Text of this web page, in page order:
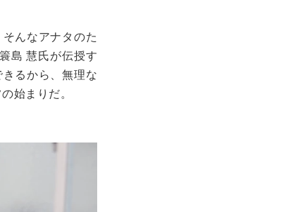
んなアナタのた
島 慧氏が伝授す
るから、無理な
始まりだ。